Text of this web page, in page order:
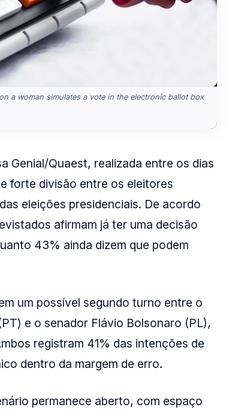
a woman simulates a vote in the electronic ballot box
Genial/Quaest, realizada entre os dias
forte divisão entre os eleitores
eleições presidenciais. De acordo
afirmam já ter uma decisão
43% ainda dizem que podem
um possível segundo turno entre o
e o senador Flávio Bolsonaro (PL),
registram 41% das intenções de
dentro da margem de erro.
permanece aberto, com espaço